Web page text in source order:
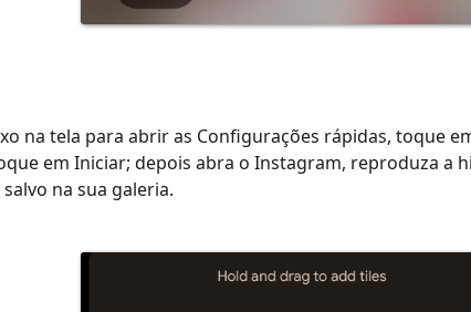
na tela para abrir as Configurações rápidas, toque
em Iniciar; depois abra o Instagram, reproduza a
na sua galeria.